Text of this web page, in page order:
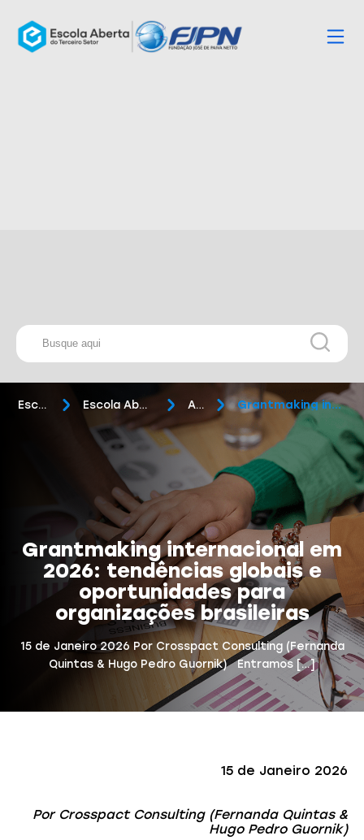
Escola Aberta Escola Aberta do Terceiro Setor Artigos Grantmaking internacional em 2026: tendênci...
Grantmaking internacional em
2026: tendências globais e
oportunidades para
organizações brasileiras
15 de Janeiro 2026 Por Crosspact Consulting (Fernanda
Quintas & Hugo Pedro Guornik) Entramos […]
15 de Janeiro 2026
Por Crosspact Consulting (Fernanda Quintas &
Hugo Pedro Guornik)